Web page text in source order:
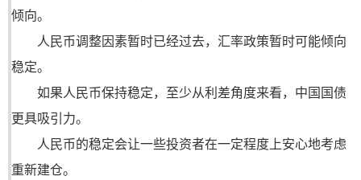
倾向。
人民币调整因素暂时已经过去，汇率政策暂时可能倾向
稳定。
如果人民币保持稳定，至少从利差角度来看，中国国债
更具吸引力。
人民币的稳定会让一些投资者在一定程度上安心地考虑
重新建仓。